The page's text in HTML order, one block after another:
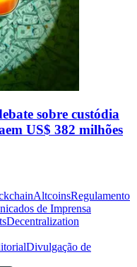
sobre custódia
US$ 382 milhões
AltcoinsRegulamento
de Imprensa
Decentralization
Divulgação de